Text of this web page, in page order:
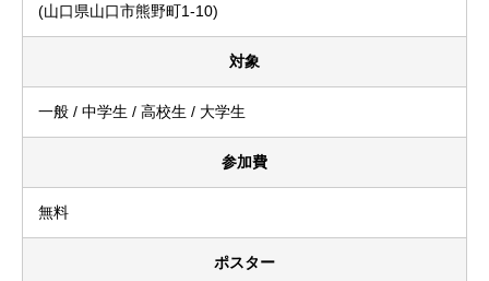
(山口県山口市熊野町1-10)
対象
一般 / 中学生 / 高校生 / 大学生
参加費
無料
ポスター